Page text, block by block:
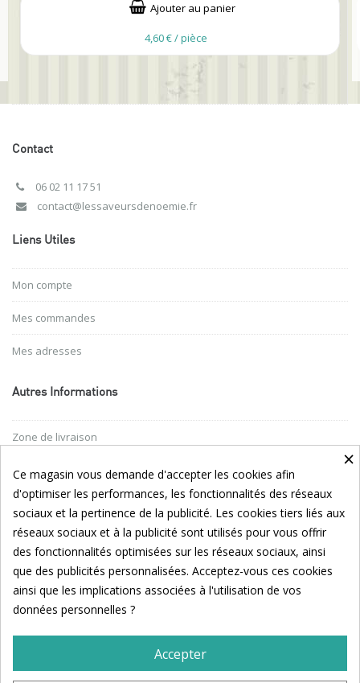
Ajouter au panier
4,60 € / pièce
Contact
06 02 11 17 51
contact@lessaveursdenoemie.fr
Liens Utiles
Mon compte
Mes commandes
Mes adresses
Autres Informations
Zone de livraison
Conditions générales
Nos partenaires
Suivez Noémie Sur Les Réseaux Sociaux !
×
Ce magasin vous demande d'accepter les cookies afin
d'optimiser les performances, les fonctionnalités des réseaux
sociaux et la pertinence de la publicité. Les cookies tiers liés aux
réseaux sociaux et à la publicité sont utilisés pour vous offrir
des fonctionnalités optimisées sur les réseaux sociaux, ainsi
que des publicités personnalisées. Acceptez-vous ces cookies
ainsi que les implications associées à l'utilisation de vos
données personnelles ?
Accepter